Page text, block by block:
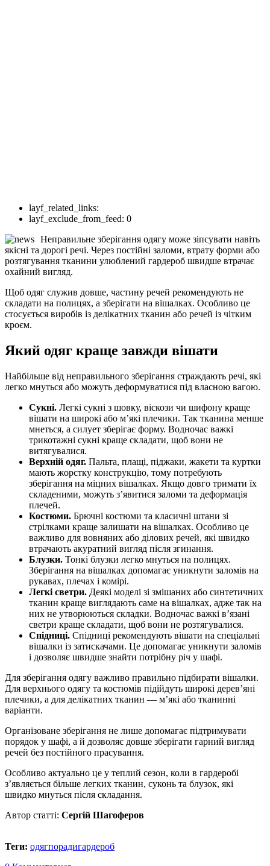
layf_related_links:
layf_exclude_from_feed: 0
Неправильне зберігання одягу може зіпсувати навіть
якісні та дорогі речі. Через постійні заломи, втрату форми або
розтягування тканини улюблений гардероб швидше втрачає
охайний вигляд.
Щоб одяг служив довше, частину речей рекомендують не
складати на полицях, а зберігати на вішалках. Особливо це
стосується виробів із делікатних тканин або речей із чітким
кроєм.
Який одяг краще завжди вішати
Найбільше від неправильного зберігання страждають речі, які
легко мнуться або можуть деформуватися під власною вагою.
Сукні. Легкі сукні з шовку, віскози чи шифону краще
вішати на широкі або м’які плечики. Так тканина менше
мнеться, а силует зберігає форму. Водночас важкі
трикотажні сукні краще складати, щоб вони не
витягувалися.
Верхній одяг. Пальта, плащі, піджаки, жакети та куртки
мають жорстку конструкцію, тому потребують
зберігання на міцних вішалках. Якщо довго тримати їх
складеними, можуть з’явитися заломи та деформація
плечей.
Костюми. Брючні костюми та класичні штани зі
стрілками краще залишати на вішалках. Особливо це
важливо для вовняних або ділових речей, які швидко
втрачають акуратний вигляд після згинання.
Блузки. Тонкі блузки легко мнуться на полицях.
Зберігання на вішалках допомагає уникнути заломів на
рукавах, плечах і комірі.
Легкі светри. Деякі моделі зі змішаних або синтетичних
тканин краще виглядають саме на вішалках, адже так на
них не утворюються складки. Водночас важкі в’язані
светри краще складати, щоб вони не розтягувалися.
Спідниці. Спідниці рекомендують вішати на спеціальні
вішалки із затискачами. Це допомагає уникнути заломів
і дозволяє швидше знайти потрібну річ у шафі.
Для зберігання одягу важливо правильно підбирати вішалки.
Для верхнього одягу та костюмів підійдуть широкі дерев’яні
плечики, а для делікатних тканин — м’які або тканинні
варіанти.
Організоване зберігання не лише допомагає підтримувати
порядок у шафі, а й дозволяє довше зберігати гарний вигляд
речей без постійного прасування.
Особливо актуально це у теплий сезон, коли в гардеробі
з’являється більше легких тканин, суконь та блузок, які
швидко мнуться після складання.
Автор статті: Сергій Шагоферов
Теги: одягпорадигардероб